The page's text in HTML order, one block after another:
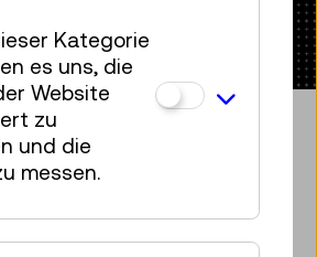
etwas Technik in Ihr
Postfach!
Kategorie
es uns, die
Website
zu
und die
messen.